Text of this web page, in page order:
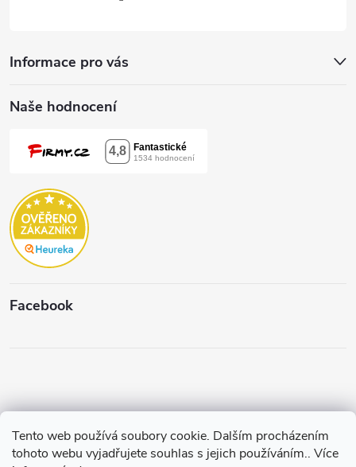
Tento web používá soubory cookie. Dalším procházením
tohoto webu vyjadřujete souhlas s jejich používáním.. Více
Informace pro vás
Naše hodnocení
Facebook
Copyright 2026 Štěpánková & C. . Všechna práva vyhrazena.
Upravit
nastavení cookies